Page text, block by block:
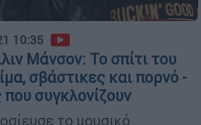
10:35
Μάνσον: Το σπίτι του
σβάστικες και πορνό -
συγκλονίζουν
το μουσικό